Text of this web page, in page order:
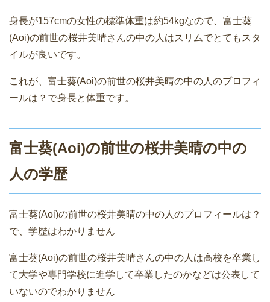
身長が157cmの女性の標準体重は約54kgなので、富士葵
(Aoi)の前世の桜井美晴さんの中の人はスリムでとてもスタ
イルが良いです。
これが、富士葵(Aoi)の前世の桜井美晴の中の人のプロフィ
ールは？で身長と体重です。
富士葵(Aoi)の前世の桜井美晴の中の
人の学歴
富士葵(Aoi)の前世の桜井美晴の中の人のプロフィールは？
で、学歴はわかりません
富士葵(Aoi)の前世の桜井美晴さんの中の人は高校を卒業し
て大学や専門学校に進学して卒業したのかなどは公表して
いないのでわかりません